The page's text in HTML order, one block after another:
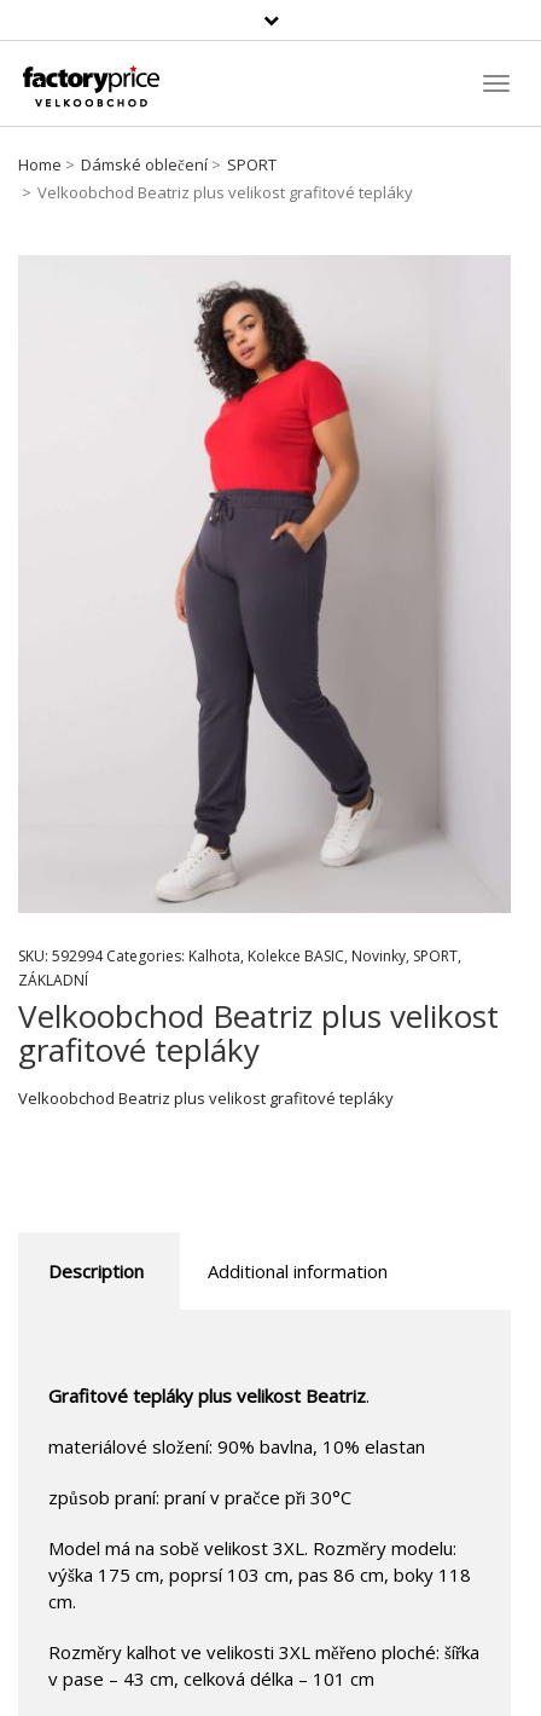
Vyhledávání
Home Dámské oblečení
SPORT
Velkoobchod Beatriz plus velikost grafitové tepláky
SKU: 592994 Categories: Kalhota, Kolekce BASIC, Novinky, SPORT,
ZÁKLADNÍ
Velkoobchod Beatriz plus velikost
grafitové tepláky
Velkoobchod Beatriz plus velikost grafitové tepláky
Description Additional information
Grafitové tepláky plus velikost Beatriz.
materiálové složení: 90% bavlna, 10% elastan
způsob praní: praní v pračce při 30°C
Model má na sobě velikost 3XL. Rozměry modelu:
výška 175 cm, poprsí 103 cm, pas 86 cm, boky 118
cm.
Rozměry kalhot ve velikosti 3XL měřeno ploché: šířka
v pase – 43 cm, celková délka – 101 cm